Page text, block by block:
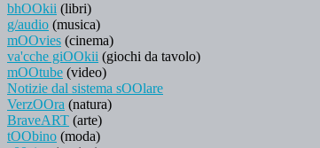
bhOOkii (libri)
g/audio (musica)
mOOvies (cinema)
va'cche giOOkii (giochi da tavolo)
mOOtube (video)
Notizie dal sistema sOOlare
VerzOOra (natura)
BraveART (arte)
tOObino (moda)